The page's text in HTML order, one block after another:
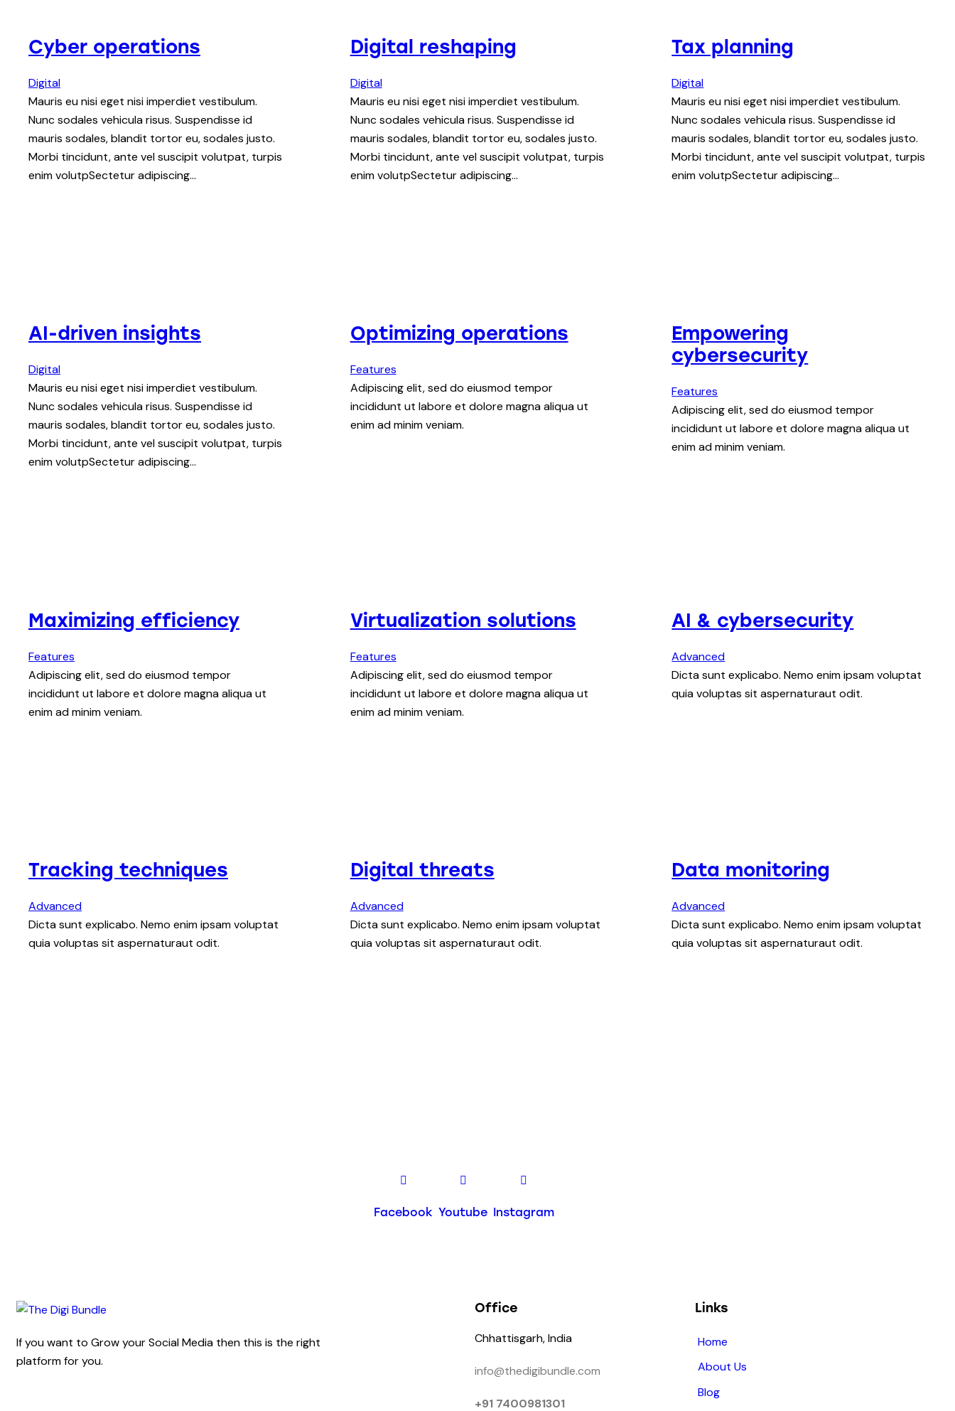
Cyber operations
Digital
Mauris eu nisi eget nisi imperdiet vestibulum.
Nunc sodales vehicula risus. Suspendisse id
mauris sodales, blandit tortor eu, sodales justo.
Morbi tincidunt, ante vel suscipit volutpat, turpis
enim volutpSectetur adipiscing…
Digital reshaping
Digital
Mauris eu nisi eget nisi imperdiet vestibulum.
Nunc sodales vehicula risus. Suspendisse id
mauris sodales, blandit tortor eu, sodales justo.
Morbi tincidunt, ante vel suscipit volutpat, turpis
enim volutpSectetur adipiscing…
Tax planning
Digital
Mauris eu nisi eget nisi imperdiet vestibulum.
Nunc sodales vehicula risus. Suspendisse id
mauris sodales, blandit tortor eu, sodales justo.
Morbi tincidunt, ante vel suscipit volutpat, turpis
enim volutpSectetur adipiscing…
AI-driven insights
Digital
Mauris eu nisi eget nisi imperdiet vestibulum.
Nunc sodales vehicula risus. Suspendisse id
mauris sodales, blandit tortor eu, sodales justo.
Morbi tincidunt, ante vel suscipit volutpat, turpis
enim volutpSectetur adipiscing…
Optimizing operations
Features
Adipiscing elit, sed do eiusmod tempor
incididunt ut labore et dolore magna aliqua ut
enim ad minim veniam.
Empowering
cybersecurity
Features
Adipiscing elit, sed do eiusmod tempor
incididunt ut labore et dolore magna aliqua ut
enim ad minim veniam.
Maximizing efficiency
Features
Adipiscing elit, sed do eiusmod tempor
incididunt ut labore et dolore magna aliqua ut
enim ad minim veniam.
Virtualization solutions
Features
Adipiscing elit, sed do eiusmod tempor
incididunt ut labore et dolore magna aliqua ut
enim ad minim veniam.
AI & cybersecurity
Advanced
Dicta sunt explicabo. Nemo enim ipsam voluptat
quia voluptas sit aspernaturaut odit.
Tracking techniques
Advanced
Dicta sunt explicabo. Nemo enim ipsam voluptat
quia voluptas sit aspernaturaut odit.
Digital threats
Advanced
Dicta sunt explicabo. Nemo enim ipsam voluptat
quia voluptas sit aspernaturaut odit.
Data monitoring
Advanced
Dicta sunt explicabo. Nemo enim ipsam voluptat
quia voluptas sit aspernaturaut odit.
Facebook Youtube Instagram
If you want to Grow your Social Media then this is the right
platform for you.
Office
Chhattisgarh, India
info@thedigibundle.com
+91 7400981301
Links
Home
About Us
Blog